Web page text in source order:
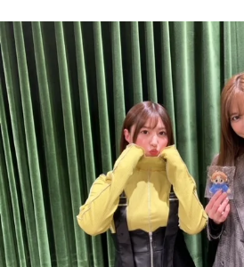
イベント・グッズ
YouTube
会社情報